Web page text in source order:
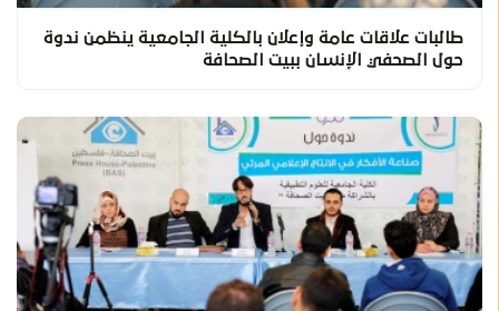
طالبات علاقات عامة وإعلان بالكلية الجامعية ينظمن ندوة
حول الصحفي الإنسان ببيت الصحافة